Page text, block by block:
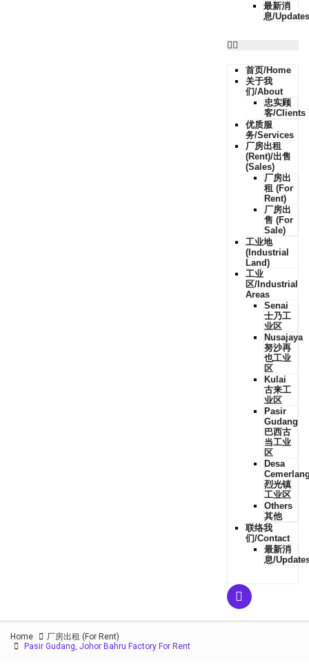
最新消
息/Updates
首页/Home
关于我
们/About
忠实顾
客/Clients
优质服
务/Services
厂房出租
(Rent)/出售
(Sales)
厂房出
租 (For
Rent)
厂房出
售 (For
Sale)
工业地
(Industrial
Land)
工业
区/Industrial
Areas
Senai
士乃工
业区
Nusajaya
努沙再
也工业
区
Kulai
古来工
业区
Pasir
Gudang
巴西古
当工业
区
Desa
烈光镇
工业区
Others
其他
联络我
们/Contact
最新消
息/
Home
厂房出租 (For Rent)
Pasir Gudang, Johor Bahru Factory For Rent